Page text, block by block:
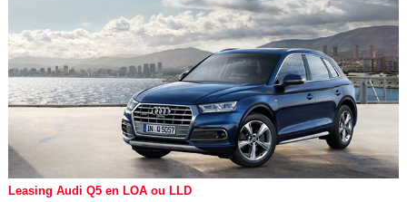
Leasing Audi Q5 en LOA ou LLD